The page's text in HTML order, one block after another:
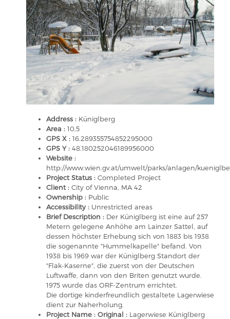
Address : Küniglberg
Area : 10,5
GPS X : 16.289355754852295000
GPS Y : 48.180252046189956000
Website :
http://www.wien.gv.at/umwelt/parks/anlagen/
Project Status : Completed Project
Client : City of Vienna, MA 42
Ownership : Public
Accessibility : Unrestricted areas
Brief Description : Der Küniglberg ist eine auf 257
Metern gelegene Anhöhe am Lainzer Sattel, auf
dessen höchster Erhebung sich von 1883 bis 1938
die sogenannte "Hummelkapelle" befand. Von
1938 bis 1969 war der Küniglberg Standort der
"Flak-Kaserne", die zuerst von der Deutschen
Luftwaffe, dann von den Briten genutzt wurde.
1975 wurde das ORF-Zentrum errichtet.
Die dortige kinderfreundlich gestaltete Lagerwiese
dient zur Naherholung.
Project Name : Original : Lagerwiese Küniglberg